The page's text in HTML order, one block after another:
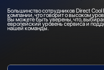
Большинство сотрудников Direct
компании, что говорит о высоком
Вы можете быть уверены, что,
европейский уровень сервиса и
нашей команды.